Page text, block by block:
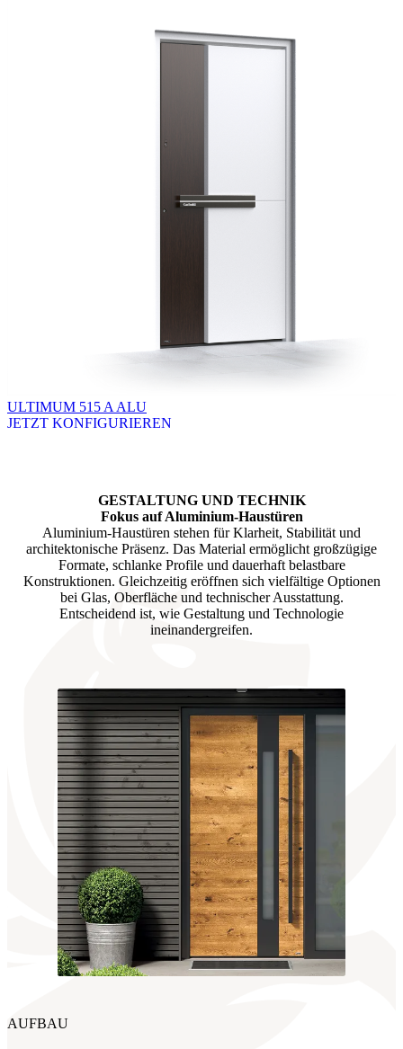
ULTIMUM 515 A ALU
JETZT KONFIGURIEREN
GESTALTUNG UND TECHNIK
Fokus auf Aluminium-Haustüren
Aluminium-Haustüren stehen für Klarheit, Stabilität und
architektonische Präsenz. Das Material ermöglicht großzügige
Formate, schlanke Profile und dauerhaft belastbare
Konstruktionen. Gleichzeitig eröffnen sich vielfältige Optionen
bei Glas, Oberfläche und technischer Ausstattung.
Entscheidend ist, wie Gestaltung und Technologie
ineinandergreifen.
AUFBAU